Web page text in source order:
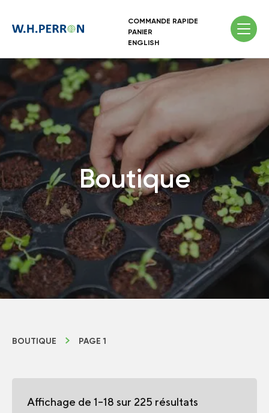
COMMANDE RAPIDE
PANIER
ENGLISH
Boutique
BOUTIQUE PAGE 1
Affichage de 1–18 sur 225 résultats